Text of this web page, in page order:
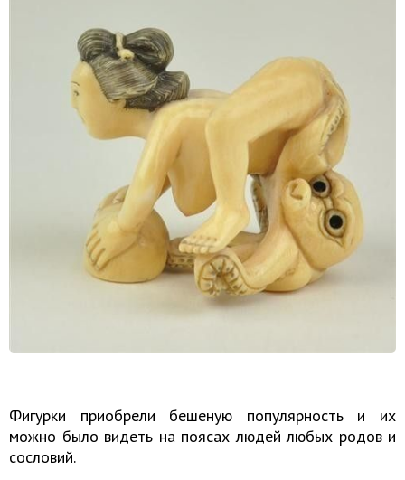
Фигурки приобрели бешеную популярность и их
можно было видеть на поясах людей любых родов и
сословий.